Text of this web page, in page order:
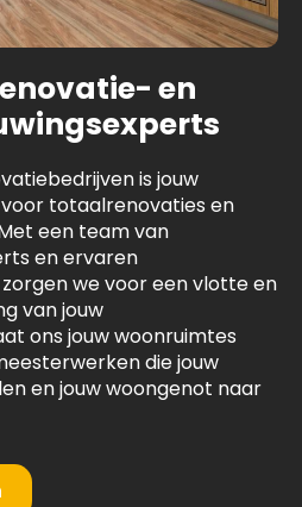
en
is jouw
totaalrenovaties en
een team van
en ervaren
we voor een vlotte en
van jouw
ons jouw woonruimtes
die jouw
en jouw woongenot naar